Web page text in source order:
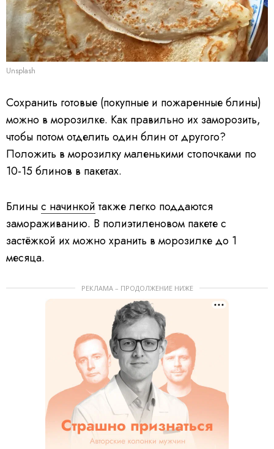
Unsplash
Сохранить готовые (покупные и пожаренные блины)
можно в морозилке. Как правильно их заморозить,
чтобы потом отделить один блин от другого?
Положить в морозилку маленькими стопочками по
10-15 блинов в пакетах.
Блиныс начинкой также легко поддаются
замораживанию. В полиэтиленовом пакете с
застёжкой их можно хранить в морозилке до 1
месяца.
РЕКЛАМА – ПРОДОЛЖЕНИЕ НИЖЕ